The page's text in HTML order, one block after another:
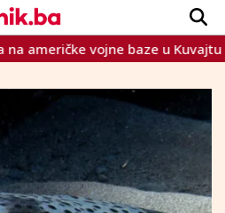
VIJESTI
SPORT
TEME
KRONIKA
Dnevnik.ba 2023.
vojne baze u Kuvajtu i